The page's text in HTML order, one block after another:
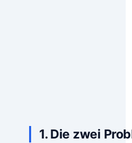
1. Die zwei